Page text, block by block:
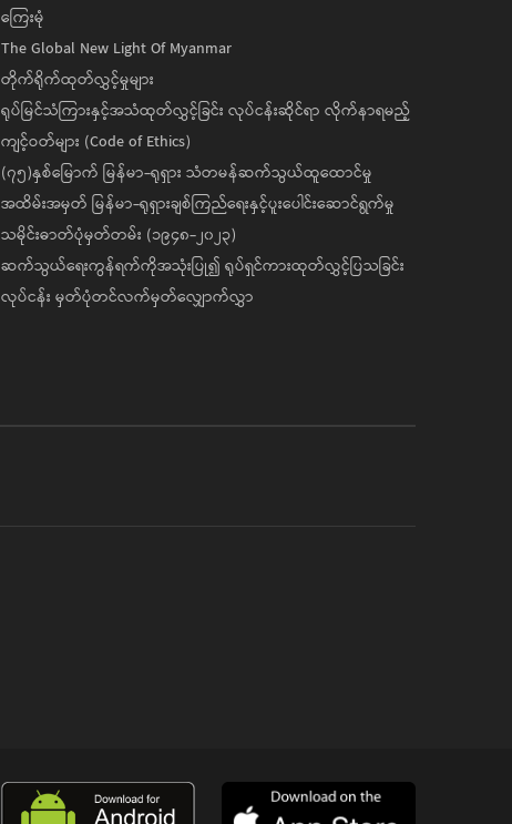
ကြေးမုံ
The Global New Light Of Myanmar
တိုက်ရိုက်ထုတ်လွှင့်မှုများ
ရုပ်မြင်သံကြားနှင့်အသံထုတ်လွှင့်ခြင်း လုပ်ငန်းဆိုင်ရာ လိုက်နာရမည့်
ကျင့်ဝတ်များ (Code of Ethics)
(၇၅)နှစ်မြောက် မြန်မာ-ရုရှား သံတမန်ဆက်သွယ်ထူထောင်မှု
အထိမ်းအမှတ် မြန်မာ-ရုရှားချစ်ကြည်ရေးနှင့်ပူးပေါင်းဆောင်ရွက်မှု
သမိုင်းဓာတ်ပုံမှတ်တမ်း (၁၉၄၈-၂၀၂၃)
ဆက်သွယ်ရေးကွန်ရက်ကိုအသုံးပြု၍ ရုပ်ရှင်ကားထုတ်လွှင့်ပြသခြင်း
လုပ်ငန်း မှတ်ပုံတင်လက်မှတ်လျှောက်လွှာ